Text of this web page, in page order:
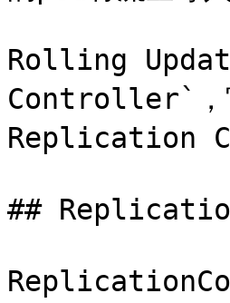
Rolling
Controller`，
Replication
##